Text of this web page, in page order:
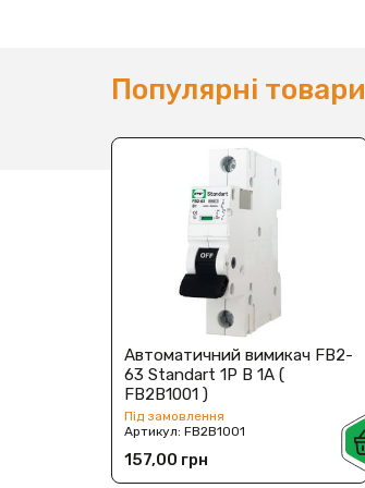
Популярні товари
Автоматичний вимикач FB2-
63 Standart 1P B 1А (
FB2B1001 )
Під замовлення
Артикул:FB2B1001
157,00 грн